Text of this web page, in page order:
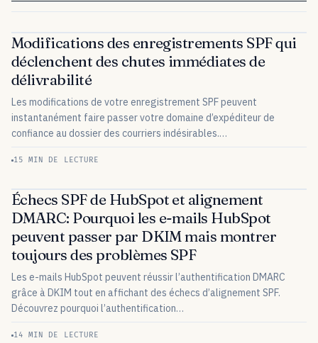
Modifications des enregistrements SPF qui
déclenchent des chutes immédiates de
délivrabilité
Les modifications de votre enregistrement SPF peuvent
instantanément faire passer votre domaine d’expéditeur de
confiance au dossier des courriers indésirables.…
15 MIN DE LECTURE
Échecs SPF de HubSpot et alignement
DMARC: Pourquoi les e-mails HubSpot
peuvent passer par DKIM mais montrer
toujours des problèmes SPF
Les e-mails HubSpot peuvent réussir l’authentification DMARC
grâce à DKIM tout en affichant des échecs d’alignement SPF.
Découvrez pourquoi l’authentification…
14 MIN DE LECTURE